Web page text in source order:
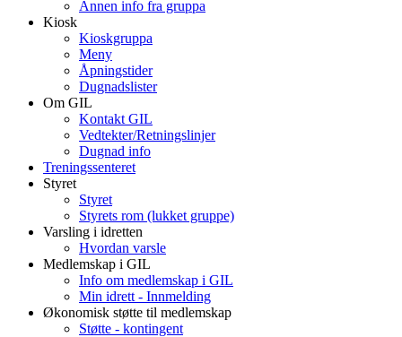
Annen info fra gruppa
Kiosk
Kioskgruppa
Meny
Åpningstider
Dugnadslister
Om GIL
Kontakt GIL
Vedtekter/Retningslinjer
Dugnad info
Treningssenteret
Styret
Styret
Styrets rom (lukket gruppe)
Varsling i idretten
Hvordan varsle
Medlemskap i GIL
Info om medlemskap i GIL
Min idrett - Innmelding
Økonomisk støtte til medlemskap
Støtte - kontingent